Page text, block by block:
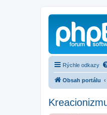
Rýchle odkazy
Obsah portálu